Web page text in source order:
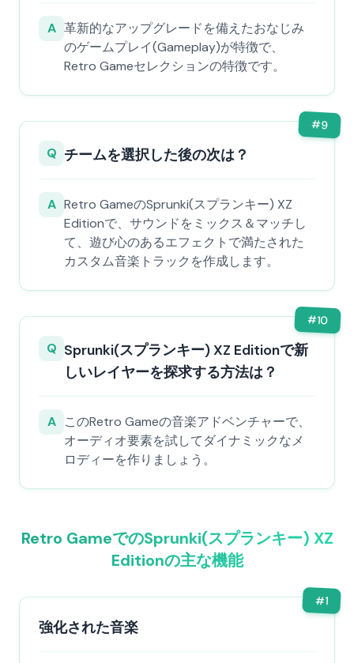
A 革新的なアップグレードを備えたおなじみ
のゲームプレイ(Gameplay)が特徴で、
Retro Gameセレクションの特徴です。
#9
Q チームを選択した後の次は？
A Retro GameのSprunki(スプランキー) XZ
Editionで、サウンドをミックス＆マッチし
て、遊び心のあるエフェクトで満たされた
カスタム音楽トラックを作成します。
#10
Q Sprunki(スプランキー) XZ Editionで新
しいレイヤーを探求する方法は？
A このRetro Gameの音楽アドベンチャーで、
オーディオ要素を試してダイナミックなメ
ロディーを作りましょう。
Retro GameでのSprunki(スプランキー) XZ
Editionの主な機能
#1
強化された音楽